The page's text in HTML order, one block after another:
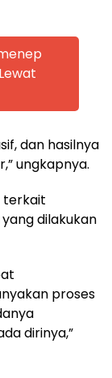
dan hasilnya
ungkapnya.
terkait
dilakukan
proses
dirinya,”